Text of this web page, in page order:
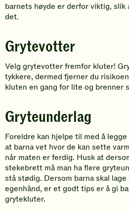
barnets høyde er derfor viktig, slik
det.
Grytevotter
Velg grytevotter fremfor kluter!
tykkere, dermed fjerner du
kluten en gang for lite og brenner
Gryteunderlag
Foreldre kan hjelpe til med å
at barna vet hvor de kan sette
når maten er ferdig. Husk at
stekebrett må man ha flere
stå stødig. Dersom barna skal
egenhånd, er et godt tips er å gi
grytekluter.